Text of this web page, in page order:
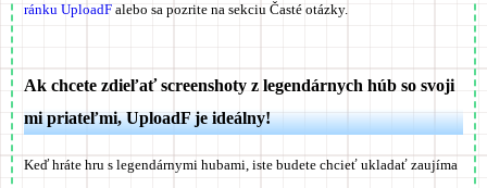
ránku UploadF alebo sa pozrite na sekciu Časté otázky.
Ak chcete zdieľať screenshoty z legendárnych húb so svoji
mi priateľmi, UploadF je ideálny!
Keď hráte hru s legendárnymi hubami, iste budete chcieť ukladať zaujíma